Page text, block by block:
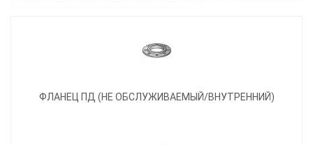
ФЛАНЕЦ ПД (НЕ ОБСЛУЖИВАЕМЫЙ/ВНУТРЕННИЙ)